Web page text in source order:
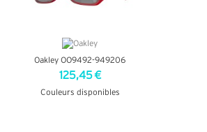
Oakley OO9492-949206
125,45 €
Couleurs disponibles